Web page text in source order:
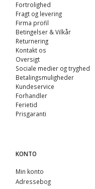
Fortrolighed
Fragt og levering
Firma profil
Betingelser & Vilkår
Returnering
Kontakt os
Oversigt
Sociale medier og tryghed
Betalingsmuligheder
Kundeservice
Forhandler
Ferietid
Prisgaranti
KONTO
Min konto
Adressebog